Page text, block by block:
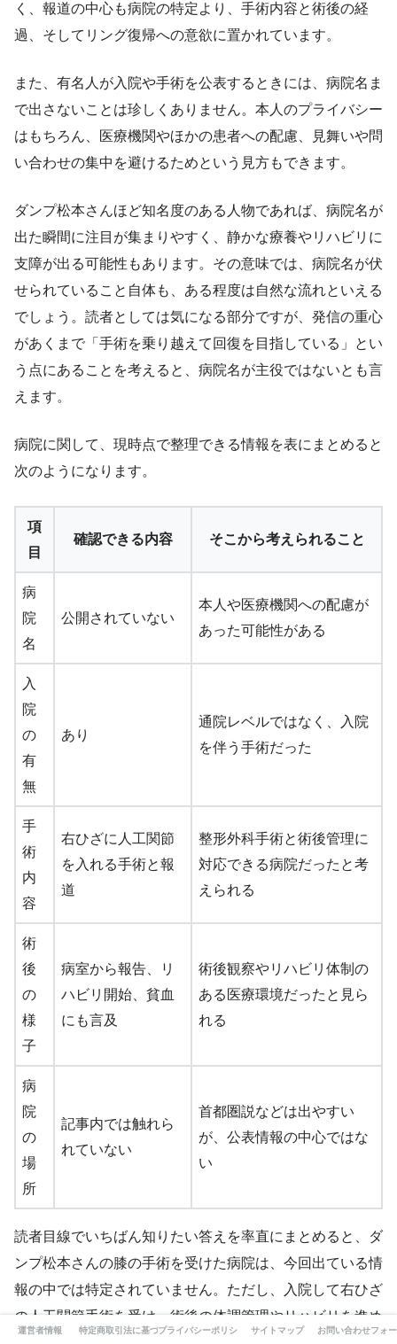
く、報道の中心も病院の特定より、手術内容と術後の経
過、そしてリング復帰への意欲に置かれています。
また、有名人が入院や手術を公表するときには、病院名ま
で出さないことは珍しくありません。本人のプライバシー
はもちろん、医療機関やほかの患者への配慮、見舞いや問
い合わせの集中を避けるためという見方もできます。
ダンプ松本さんほど知名度のある人物であれば、病院名が
出た瞬間に注目が集まりやすく、静かな療養やリハビリに
支障が出る可能性もあります。その意味では、病院名が伏
せられていること自体も、ある程度は自然な流れといえる
でしょう。読者としては気になる部分ですが、発信の重心
があくまで「手術を乗り越えて回復を目指している」とい
う点にあることを考えると、病院名が主役ではないとも言
えます。
病院に関して、現時点で整理できる情報を表にまとめると
次のようになります。
項
目
確認できる内容 そこから考えられること
病
院
名
公開されていない
本人や医療機関への配慮が
あった可能性がある
入
院
の
有
無
あり
通院レベルではなく、入院
を伴う手術だった
手
術
内
容
右ひざに人工関節
を入れる手術と報
道
整形外科手術と術後管理に
対応できる病院だったと考
えられる
術
後
の
様
子
病室から報告、リ
ハビリ開始、貧血
にも言及
術後観察やリハビリ体制の
ある医療環境だったと見ら
れる
病
院
の
場
所
記事内では触れら
れていない
首都圏説などは出やすい
が、公表情報の中心ではな
い
読者目線でいちばん知りたい答えを率直にまとめると、ダ
ンプ松本さんの膝の手術を受けた病院は、今回出ている情
報の中では特定されていません。ただし、入院して右ひざ
の人工関節手術を受け、術後の体調管理やリハビリを進め
運営者情報 特定商取引法に基づく表記プライバシーポリシー サイトマップ お問い合わせフォ